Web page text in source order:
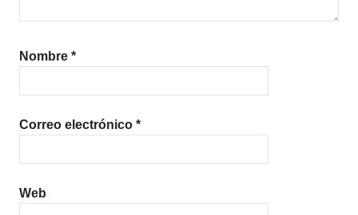
Nombre *
Correo electrónico *
Web